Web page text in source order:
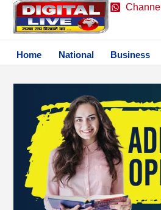
Channel
Home National Business